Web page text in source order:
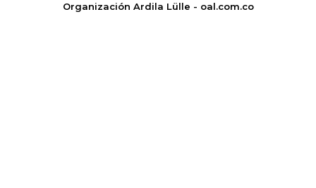
Organización Ardila Lülle - oal.com.co